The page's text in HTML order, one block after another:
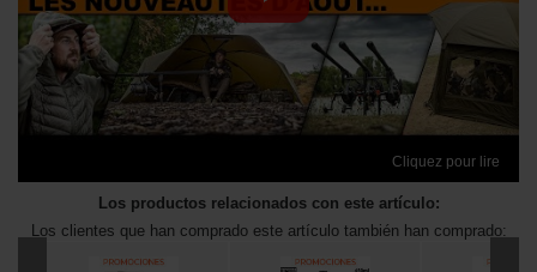
Cliquez pour lire
Los productos relacionados con este artículo:
Los clientes que han comprado este artículo también han comprado: